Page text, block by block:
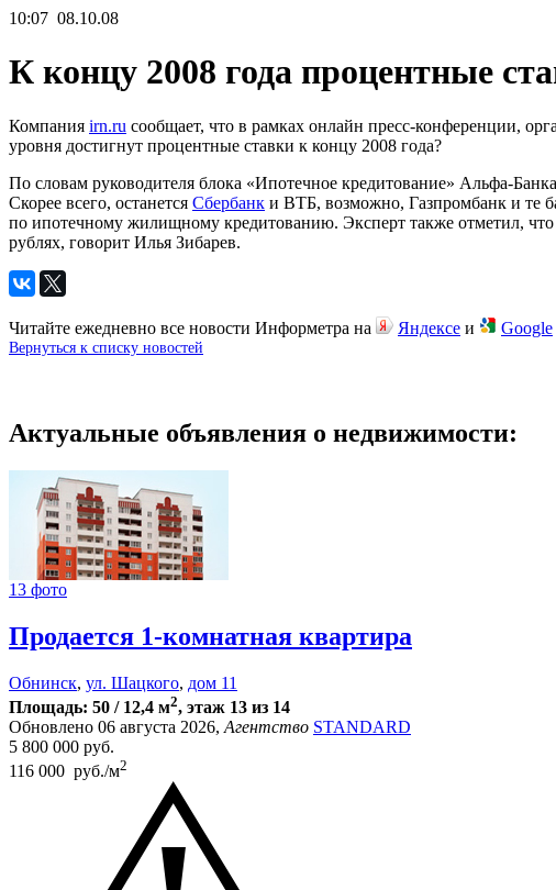
10:07 08.10.08
К концу 2008 года процентные
Компания irn.ru сообщает, что в рамках онлайн пресс-конференции,
уровня достигнут процентные ставки к концу 2008 года?
По словам руководителя блока «Ипотечное кредитование» Альфа-
Скорее всего, останется Сбербанк и ВТБ, возможно, Газпромбанк и те
по ипотечному жилищному кредитованию. Эксперт также отметил,
рублях, говорит Илья Зибарев.
Читайте ежедневно все новости Информетра на
Яндексе и Google
Вернуться к списку новостей
Актуальные объявления о недвижимости:
13 фото
Продается 1-комнатная квартира
Обнинск, ул. Шацкого, дом 11
Площадь: 50 / 12,4 м2, этаж 13 из 14
Обновлено 06 августа 2026, Агентство STANDARD
5 800 000 руб.
116 000 руб./м2